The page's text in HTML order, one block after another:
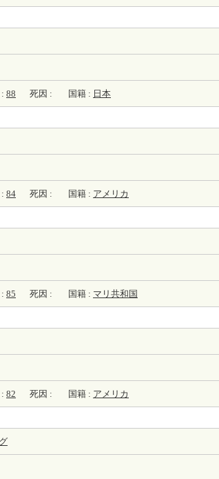
88 死因 : 国籍 : 日本
84 死因 : 国籍 : アメリカ
85 死因 : 国籍 : マリ共和国
82 死因 : 国籍 : アメリカ